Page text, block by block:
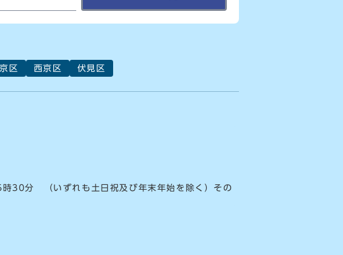
区 西京区 伏見区
30分 （いずれも土日祝及び年末年始を除く）その